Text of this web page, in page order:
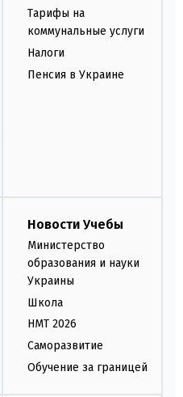
Тарифы на
коммунальные услуги
Налоги
Пенсия в Украине
Новости Учебы
Министерство
образования и науки
Украины
Школа
НМТ 2026
Саморазвитие
Обучение за границей